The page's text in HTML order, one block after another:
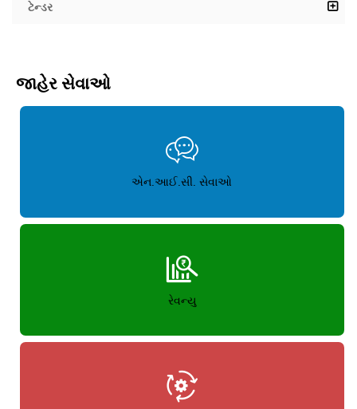
ટેન્ડર
જાહેર સેવાઓ
એન.આઈ.સી. સેવાઓ
રેવન્યુ